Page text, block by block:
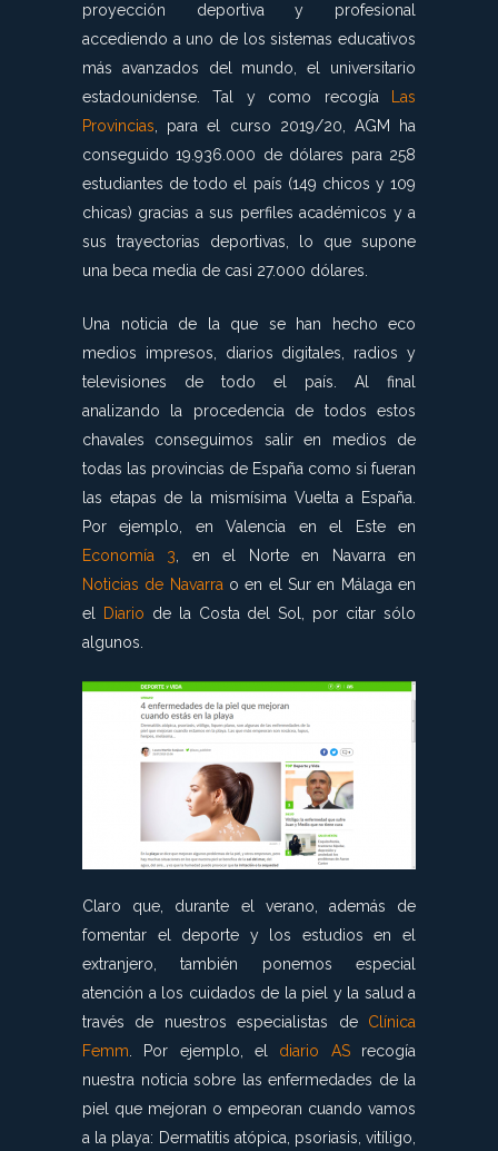
proyección deportiva y profesional
accediendo a uno de los sistemas educativos
más avanzados del mundo, el universitario
estadounidense. Tal y como recogía
Las
Provincias , para el curso 2019/20, AGM ha
conseguido 19.936.000 de dólares para 258
estudiantes de todo el país (149 chicos y 109
chicas) gracias a sus perfiles académicos y a
sus trayectorias deportivas, lo que supone
una beca media de casi 27.000 dólares.
Una noticia de la que se han hecho eco
medios impresos, diarios digitales, radios y
televisiones de todo el país. Al final
analizando la procedencia de todos estos
chavales conseguimos salir en medios de
todas las provincias de España como si fueran
las etapas de la mismísima Vuelta a España.
Por ejemplo, en Valencia en el Este en
Economía 3 , en el Norte en Navarra en
Noticias de Navarra o en el Sur en Málaga en
el
Diario de la Costa del Sol, por citar sólo
algunos.
Claro que, durante el verano, además de
fomentar el deporte y los estudios en el
extranjero, también ponemos especial
atención a los cuidados de la piel y la salud a
través de nuestros especialistas de Clínica
Femm . Por ejemplo, el diario ASrecogía
nuestra noticia sobre las enfermedades de la
piel que mejoran o empeoran cuando vamos
a la playa: Dermatitis atópica, psoriasis, vitíligo,